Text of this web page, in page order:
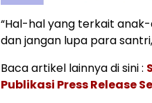
“Hal-hal yang terkait anak-
dan jangan lupa para
Baca artikel lainnya di sini :
Publikasi Press Release